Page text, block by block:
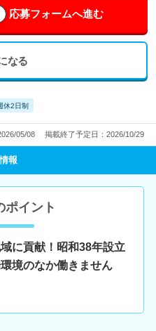
応募フォームへ進む
なる
休2日制
05/08 掲載終了予定日：2026/10/29
報
ポイント
に貢献！昭和38年設立
境のなか働きません